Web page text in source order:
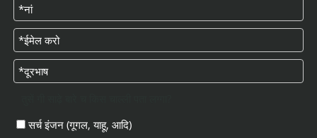
सर्च इंजन (गूगल, याहू, आदि)